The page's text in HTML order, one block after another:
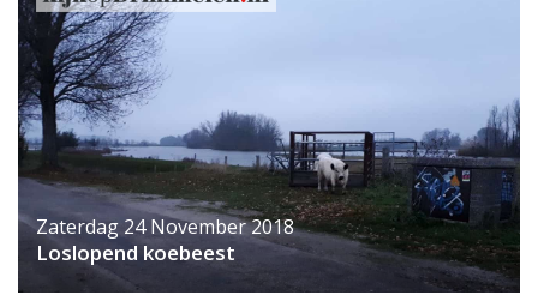
Zaterdag 24 November 2018
Loslopend koebeest